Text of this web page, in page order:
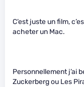
C’est juste un film,
acheter un Mac.
Personnellement j’ai
Zuckerberg ou Les